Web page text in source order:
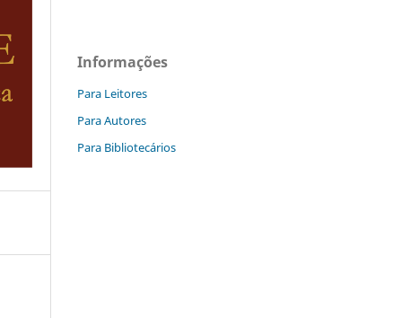
Informações
Para Leitores
Para Autores
Para Bibliotecários